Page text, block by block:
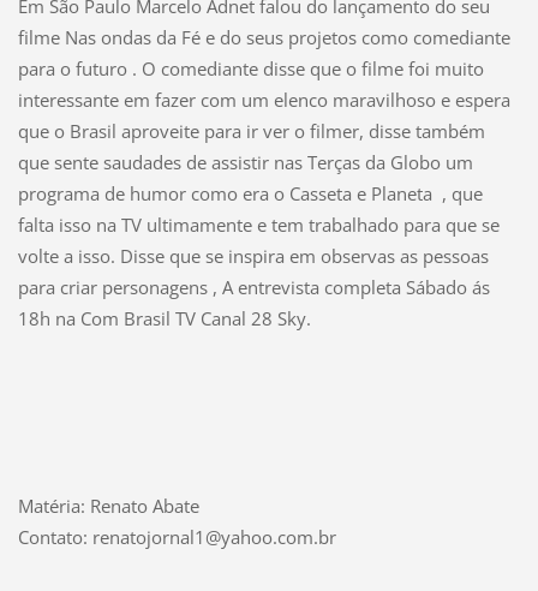
Em São Paulo Marcelo Adnet falou do lançamento do seu
filme Nas ondas da Fé e do seus projetos como comediante
para o futuro . O comediante disse que o filme foi muito
interessante em fazer com um elenco maravilhoso e espera
que o Brasil aproveite para ir ver o filmer, disse também
que sente saudades de assistir nas Terças da Globo um
programa de humor como era o Casseta e Planeta , que
falta isso na TV ultimamente e tem trabalhado para que se
volte a isso. Disse que se inspira em observas as pessoas
para criar personagens , A entrevista completa Sábado ás
18h na Com Brasil TV Canal 28 Sky.
Matéria: Renato Abate
Contato: renatojornal1@yahoo.com.br